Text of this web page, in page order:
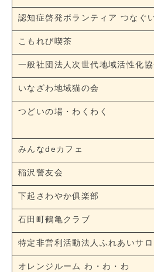
認知症啓発ボランティア つなぐ
こもれび喫茶
一般社団法人次世代地域活性化協
いなざわ地域猫の会
つどいの場・わくわく
みんなdeカフェ
稲沢警友会
下起さわやか俱楽部
石田町鶴亀クラブ
特定非営利活動法人ふれあいサ
オレンジルーム わ・わ・わ